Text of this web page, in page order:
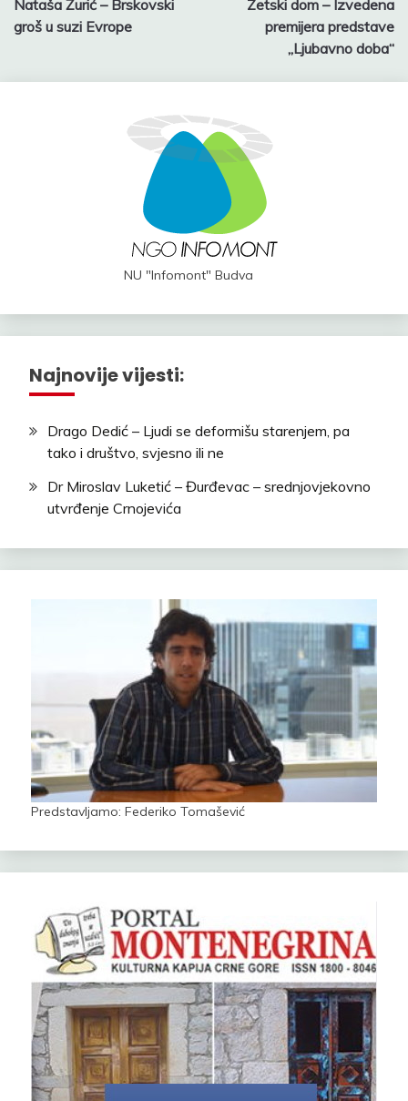
navigation
Nataša Žurić – Brskovski
groš u suzi Evrope
Zetski dom – Izvedena
premijera predstave
„Ljubavno doba“
NU "Infomont" Budva
Najnovije vijesti:
Drago Dedić – Ljudi se deformišu starenjem, pa
tako i društvo, svjesno ili ne
Dr Miroslav Luketić – Đurđevac – srednjovjekovno
utvrđenje Crnojevića
Predstavljamo: Federiko Tomašević